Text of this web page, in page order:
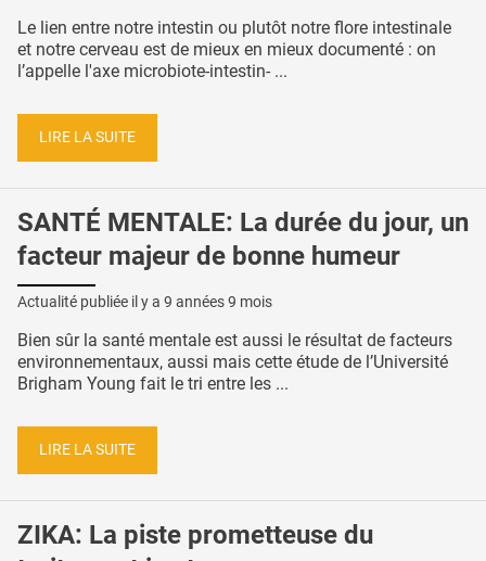
Le lien entre notre intestin ou plutôt notre flore intestinale
et notre cerveau est de mieux en mieux documenté : on
l’appelle l'axe microbiote-intestin- ...
LIRE LA SUITE
SANTÉ MENTALE: La durée du jour, un
facteur majeur de bonne humeur
Actualité publiée il y a 9 années 9 mois
Bien sûr la santé mentale est aussi le résultat de facteurs
environnementaux, aussi mais cette étude de l’Université
Brigham Young fait le tri entre les ...
LIRE LA SUITE
ZIKA: La piste prometteuse du